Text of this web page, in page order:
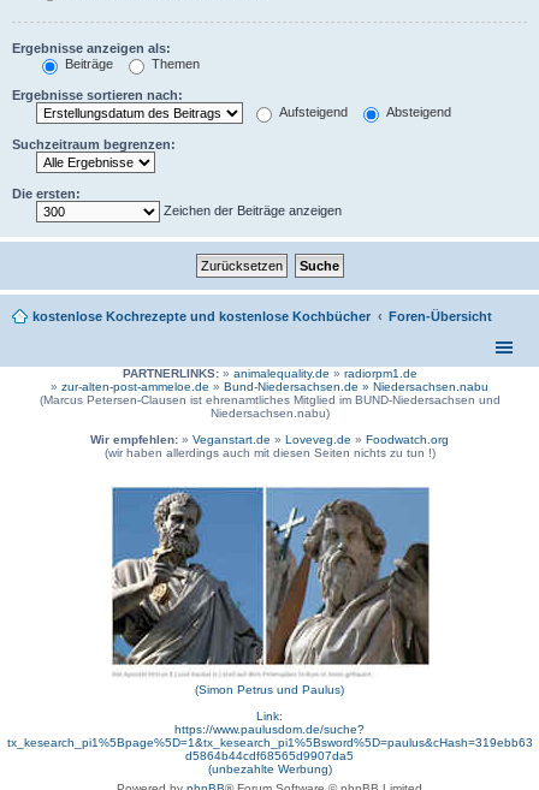
Ergebnisse anzeigen als:
Beiträge
Themen
Ergebnisse sortieren nach:
Aufsteigend
Absteigend
Suchzeitraum begrenzen:
Die ersten:
Zeichen der Beiträge anzeigen
kostenlose Kochrezepte und kostenlose Kochbücher Foren-Übersicht
PARTNERLINKS:» animalequality.de » radiorpm1.de
» zur-alten-post-ammeloe.de » Bund-Niedersachsen.de » Niedersachsen.nabu
(Marcus Petersen-Clausen ist ehrenamtliches Mitglied im BUND-Niedersachsen und
Niedersachsen.nabu)
Wir empfehlen: » Veganstart.de » Loveveg.de » Foodwatch.org
(wir haben allerdings auch mit diesen Seiten nichts zu tun !)
(Simon Petrus und Paulus)
Link:
https://www.paulusdom.de/suche?
tx_kesearch_pi1%5Bpage%5D=1&tx_kesearch_pi1%5Bsword%5D=paulus&cHash=319ebb63
d5864b44cdf68565d9907da5
(unbezahlte Werbung)